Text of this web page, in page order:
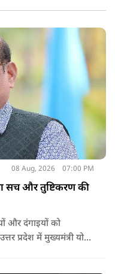
08 Aug, 2026 07:00 PM
सच और तुष्टिकरण की
और दंगाइयों को
प्रदेश में मुख्यमंत्री योगी